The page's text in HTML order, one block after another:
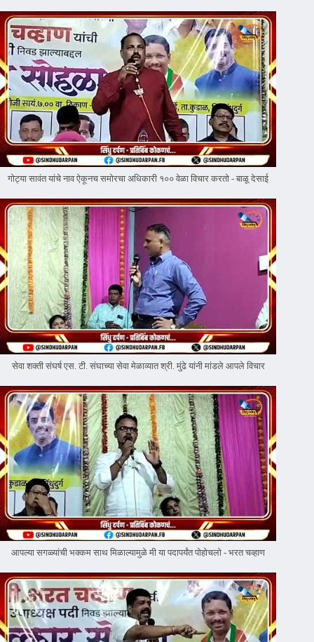
गोट्या सावंत यांचे नाव ऐकूनच समोरचा अधिकारी १०० वेळा विचार करतो - बाळू देसाई
सेवा शक्ती संघर्ष एस. टी. संघाच्या सेवा मेळाव्यात श्री. मुंढे यांनी मांडले आपले विचार
आपल्या सगळ्यांची भक्कम साथ मिळाल्यामुळे मी या पदापर्यंत पोहोचलो - भरत चव्हाण